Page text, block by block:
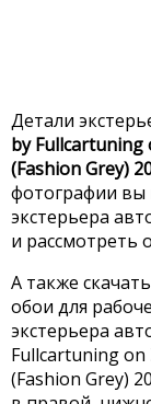
Детали
by Fullcartuning
(Fashion Grey)
фотографии вы
экстерьера
и рассмотреть
А также
обои для
экстерьера
Fullcartuning on
(Fashion Grey)